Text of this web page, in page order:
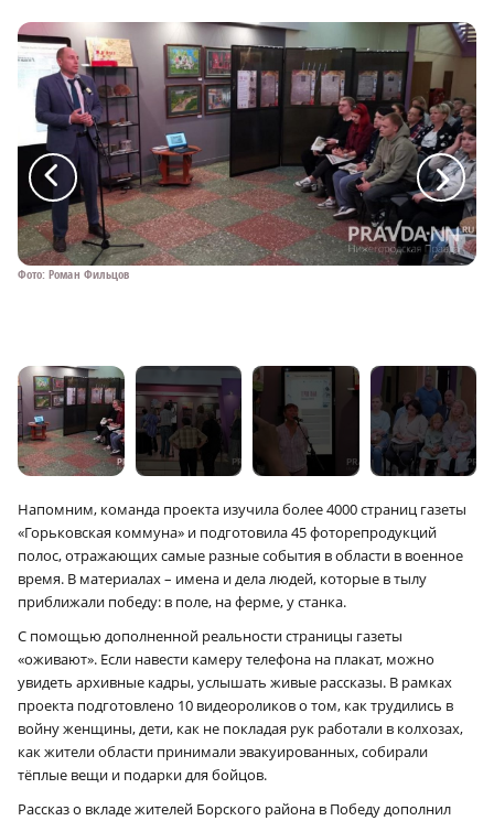
Фото: Роман Фильцов
a a
Напомним, команда проекта изучила более 4000 страниц газеты
«Горьковская коммуна» и подготовила 45 фоторепродукций
полос, отражающих самые разные события в области в военное
время. В материалах – имена и дела людей, которые в тылу
приближали победу: в поле, на ферме, у станка.
С помощью дополненной реальности страницы газеты
«оживают». Если навести камеру телефона на плакат, можно
увидеть архивные кадры, услышать живые рассказы. В рамках
проекта подготовлено 10 видеороликов о том, как трудились в
войну женщины, дети, как не покладая рук работали в колхозах,
как жители области принимали эвакуированных, собирали
тёплые вещи и подарки для бойцов.
Рассказ о вкладе жителей Борского района в Победу дополнил